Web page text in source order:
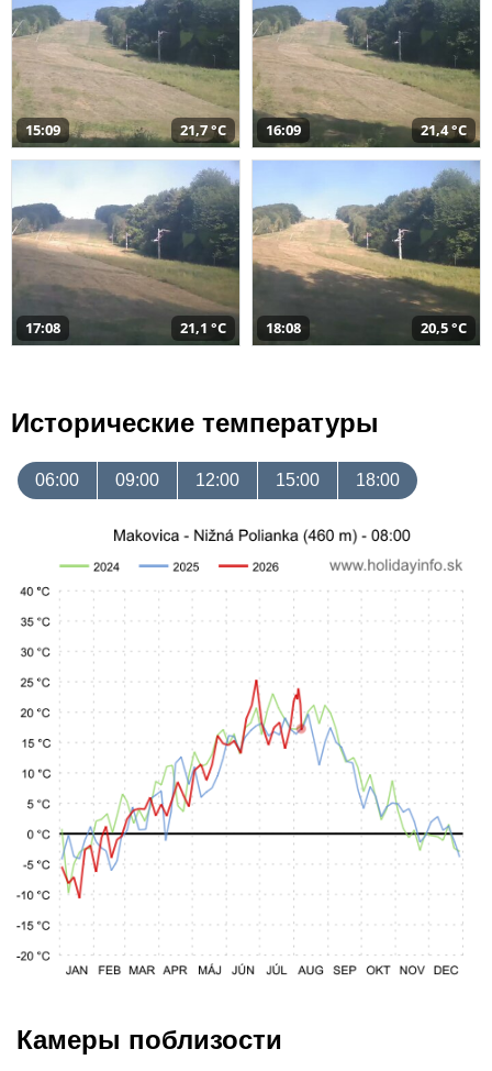
15:09 21,7 °C 16:09 21,4 °C
17:08 21,1 °C 18:08 20,5 °C
Исторические температуры
06:00 09:00 12:00 15:00 18:00
Камеры поблизости